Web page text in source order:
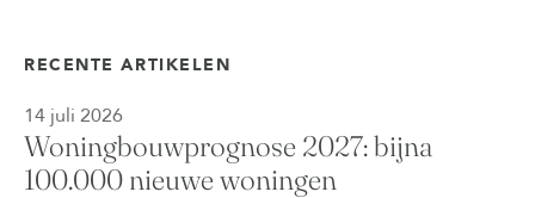
RECENTE ARTIKELEN
14 juli 2026
Woningbouwprognose 2027: bijna
100.000 nieuwe woningen